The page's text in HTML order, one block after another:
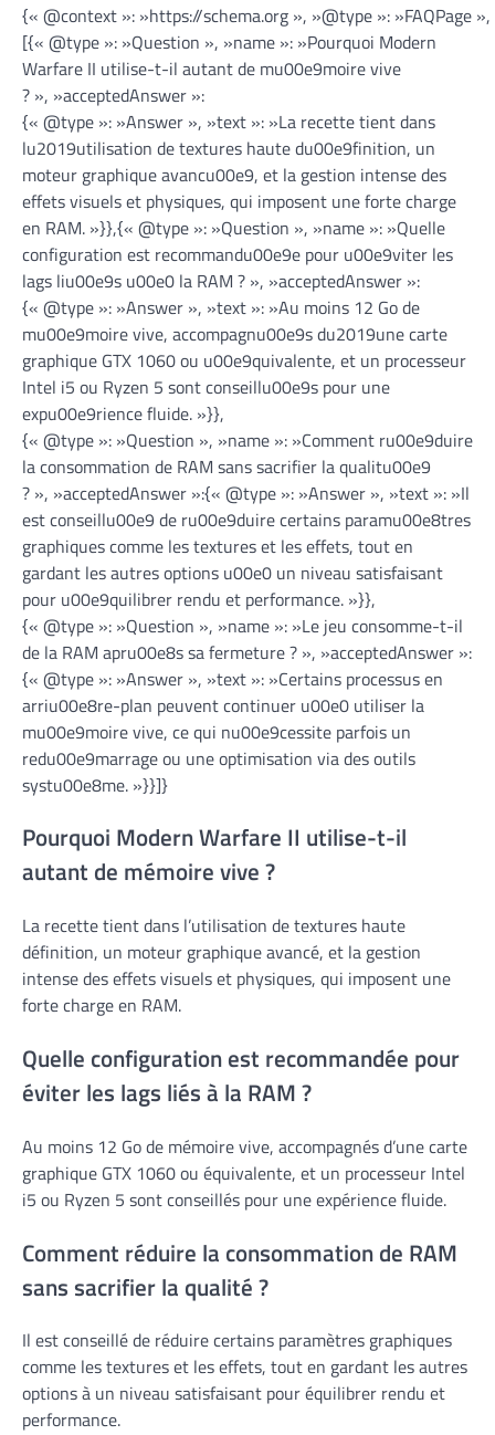
{« @context »: »https://schema.org », »@type »: »FAQPage
[{« @type »: »Question », »name »: »Pourquoi Modern
Warfare II utilise-t-il autant de mu00e9moire vive
? », »acceptedAnswer »:
{« @type »: »Answer », »text »: »La recette tient dans
lu2019utilisation de textures haute du00e9finition, un
moteur graphique avancu00e9, et la gestion intense des
effets visuels et physiques, qui imposent une forte charge
en RAM. »}},{« @type »: »Question », »name »: »Quelle
configuration est recommandu00e9e pour u00e9viter les
lags liu00e9s u00e0 la RAM ? », »acceptedAnswer »:
{« @type »: »Answer », »text »: »Au moins 12 Go de
mu00e9moire vive, accompagnu00e9s du2019une carte
graphique GTX 1060 ou u00e9quivalente, et un processeur
Intel i5 ou Ryzen 5 sont conseillu00e9s pour une
expu00e9rience fluide. »}},
{« @type »: »Question », »name »: »Comment ru00e9duire
la consommation de RAM sans sacrifier la qualitu00e9
? », »acceptedAnswer »:{« @type »: »Answer », »text »: »Il
est conseillu00e9 de ru00e9duire certains paramu00e8tres
graphiques comme les textures et les effets, tout en
gardant les autres options u00e0 un niveau satisfaisant
pour u00e9quilibrer rendu et performance. »}},
{« @type »: »Question », »name »: »Le jeu consomme-t-il
de la RAM apru00e8s sa fermeture ? », »acceptedAnswer »:
{« @type »: »Answer », »text »: »Certains processus en
arriu00e8re-plan peuvent continuer u00e0 utiliser la
mu00e9moire vive, ce qui nu00e9cessite parfois un
redu00e9marrage ou une optimisation via des outils
systu00e8me. »}}]}
Pourquoi Modern Warfare II utilise-t-il
autant de mémoire vive ?
La recette tient dans l’utilisation de textures haute
définition, un moteur graphique avancé, et la gestion
intense des effets visuels et physiques, qui imposent une
forte charge en RAM.
Quelle configuration est recommandée pour
éviter les lags liés à la RAM ?
Au moins 12 Go de mémoire vive, accompagnés d’une carte
graphique GTX 1060 ou équivalente, et un processeur Intel
i5 ou Ryzen 5 sont conseillés pour une expérience fluide.
Comment réduire la consommation de RAM
sans sacrifier la qualité ?
Il est conseillé de réduire certains paramètres graphiques
comme les textures et les effets, tout en gardant les autres
options à un niveau satisfaisant pour équilibrer rendu et
performance.